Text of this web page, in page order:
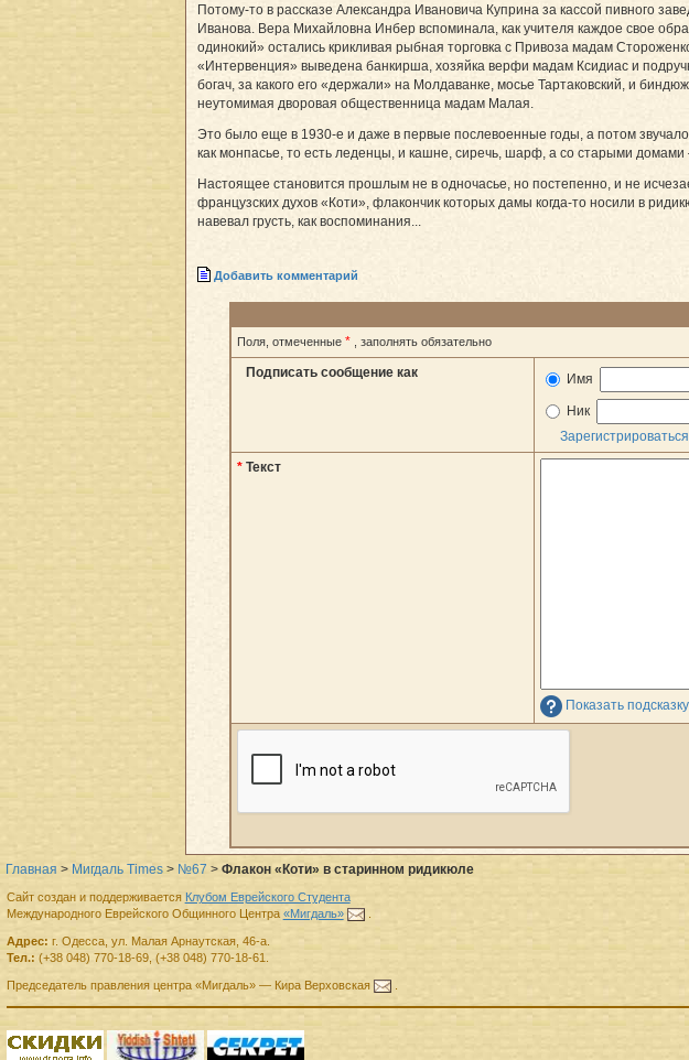
Потому-то в рассказе Александра Ивановича Куприна за кассой пивного
Иванова. Вера Михайловна Инбер вспоминала, как учителя каждое свое
одинокий» остались крикливая рыбная торговка с Привоза мадам
«Интервенция» выведена банкирша, хозяйка верфи мадам Ксидиас и
богач, за какого его «держали» на Молдаванке, мосье Тартаковский, и
неутомимая дворовая общественница мадам Малая.
Это было еще в 1930-е и даже в первые послевоенные годы, а потом
как монпасье, то есть леденцы, и кашне, сиречь, шарф, а со старыми домами
Настоящее становится прошлым не в одночасье, но постепенно, и не
французских духов «Коти», флакончик которых дамы когда-то носили в
навевал грусть, как воспоминания...
Добавить комментарий
Поля, отмеченные * , заполнять обязательно
Подписать сообщение как Имя
Ник
Зарегистрироваться
* Текст
Показать
Главная > Мигдаль Times > №67 > Флакон «Коти» в старинном ридикюле
Сайт создан и поддерживается Клубом Еврейского Студента
Международного Еврейского Общинного Центра «Мигдаль» .
Адрес: г. Одесса, ул. Малая Арнаутская, 46-а.
Тел.: (+38 048) 770-18-69, (+38 048) 770-18-61.
Председатель правленияцентра «Мигдаль»— Кира Верховская .